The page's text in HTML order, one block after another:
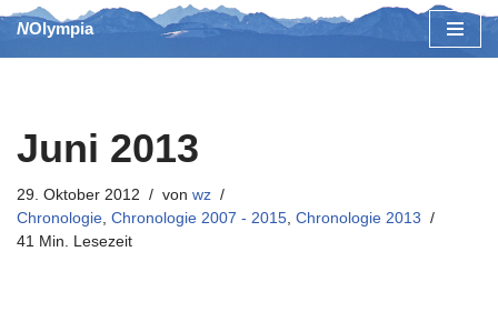
Zum
NOlympia
Juni 2013
29. Oktober 2012 von wz
Chronologie, Chronologie 2007 - 2015, Chronologie 2013
41 Min. Lesezeit